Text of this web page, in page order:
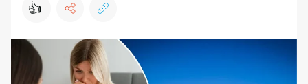
👍